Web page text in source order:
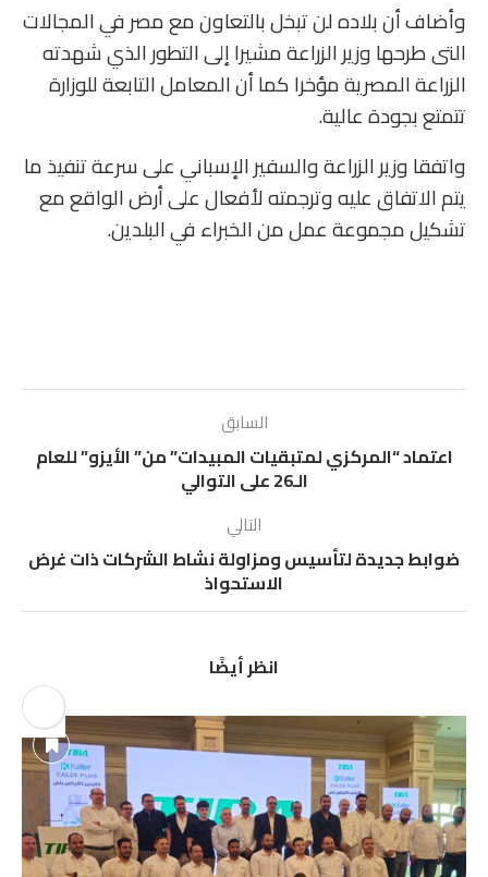
‏وأضاف أن بلاده لن تبخل بالتعاون مع مصر في المجالات
التى طرحها وزير الزراعة مشيرا إلى التطور الذي شهدته
الزراعة المصرية مؤخرا كما أن المعامل التابعة للوزارة
تتمتع بجودة عالية.
‏واتفقا وزير الزراعة والسفير الإسباني على سرعة تنفيذ ما
يتم الاتفاق عليه وترجمته لأفعال على أرض الواقع مع
تشكيل مجموعة عمل من الخبراء في البلدين.
السابق
اعتماد “المركزي لمتبقيات المبيدات” من” الأيزو” للعام
الـ26 على التوالي
التالي
ضوابط جديدة لتأسيس ومزاولة نشاط الشركات ذات غرض
الاستحواذ
انظر أيضًا